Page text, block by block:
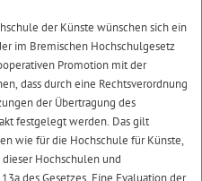
der Künste wünschen sich ein
im Bremischen Hochschulgesetz
Promotion mit der
dass durch eine Rechtsverordnung
der Übertragung des
festgelegt werden. Das gilt
wie für die Hochschule für Künste,
Hochschulen und
des Gesetzes. Eine Evaluation der